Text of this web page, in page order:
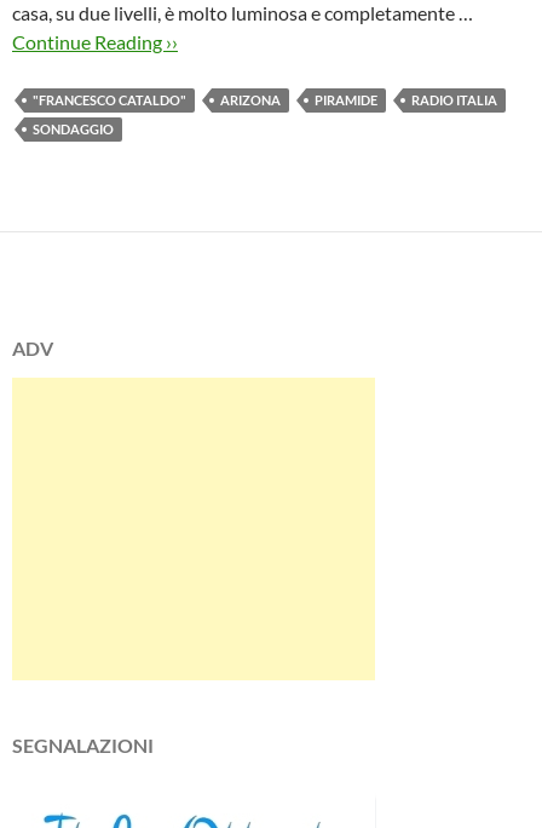
casa, su due livelli, è molto luminosa e completamente …
Continue Reading ››
"FRANCESCO CATALDO" ARIZONA PIRAMIDE
RADIO ITALIA
SONDAGGIO
ADV
SEGNALAZIONI